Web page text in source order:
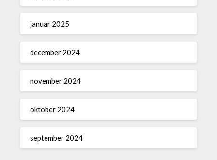
januar 2025
december 2024
november 2024
oktober 2024
september 2024